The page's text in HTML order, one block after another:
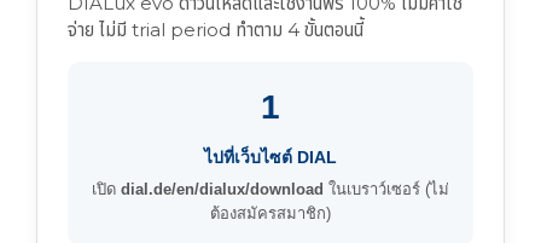
จ่าย ไม่มี trial period ทำตาม 4 ขั้นตอนนี้
1
ไปที่เว็บไซต์ DIAL
เปิด dial.de/en/dialux/download ในเบราว์เซอร์ (ไม่
ต้องสมัครสมาชิก)